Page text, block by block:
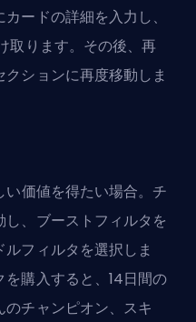
ードの詳細を入力し、
取ります。その後、再
ションに再度移動しま
価値を得たい場合。チ
、ブーストフィルタを
フィルタを選択しま
購入すると、14日間の
チャンピオン、スキ